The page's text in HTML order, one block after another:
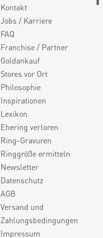
Kontakt
Jobs / Karriere
FAQ
Franchise / Partner
Goldankauf
Stores vor Ort
Philosophie
Inspirationen
Lexikon
Ehering verloren
Ring-Gravuren
Ringgröße ermitteln
Newsletter
Datenschutz
AGB
Versand und
Zahlungsbedingungen
Impressum